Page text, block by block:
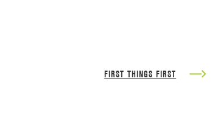
FIRST THINGS FIRST